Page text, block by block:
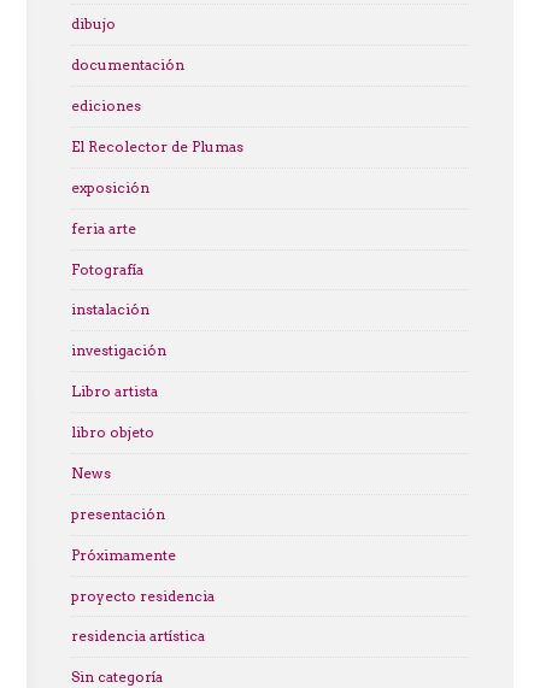
dibujo
documentación
ediciones
El Recolector de Plumas
exposición
feria arte
Fotografía
instalación
investigación
Libro artista
libro objeto
News
presentación
Próximamente
proyecto residencia
residencia artística
Sin categoría